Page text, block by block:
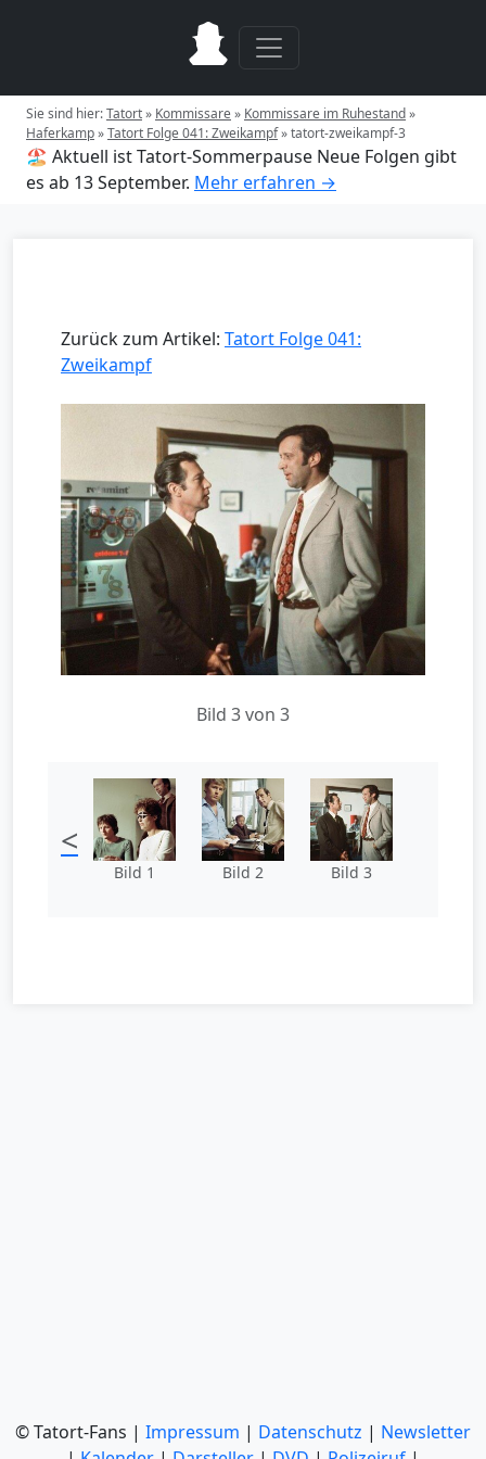
Sie sind hier:Tatort» Kommissare» Kommissare im Ruhestand»
Haferkamp»Tatort Folge 041: Zweikampf»tatort-zweikampf-3
🏖️ Aktuell ist Tatort-Sommerpause Neue Folgen gibt
es ab 13 September. Mehr erfahren →
Zurück zum Artikel: Tatort Folge 041:
Zweikampf
Bild 3 von 3
<
Bild 1 Bild 2 Bild 3
© Tatort-Fans | Impressum | Datenschutz | Newsletter